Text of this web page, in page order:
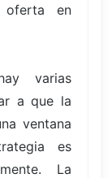
oferta en
varias
a que la
ventana
es
La